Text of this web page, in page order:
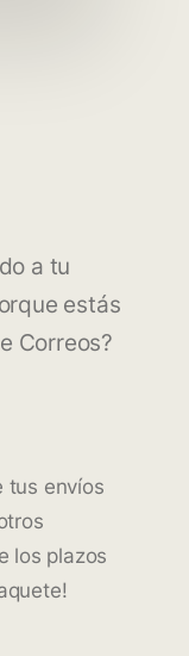
a tu
estás
Correos?
tus envíos
los plazos